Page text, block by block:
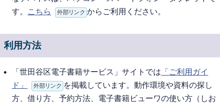
す。
こちら 外部リンク からご利用ください。
利用方法
「世田谷区電子書籍サービス」サイトでは 「ご利用ガイ
ド」
外部リンク を掲載しています。動作環境や資料の探し
方、借り方、予約方法、電子書籍ビューワの使い方（しお